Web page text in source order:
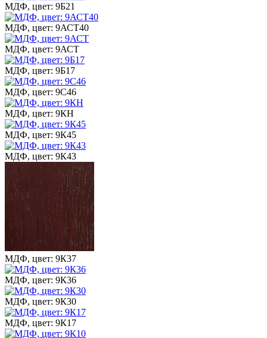
МДФ, цвет: 9Б21
МДФ, цвет: 9АСТ40
МДФ, цвет: 9АСТ
МДФ, цвет: 9Б17
МДФ, цвет: 9С46
МДФ, цвет: 9КН
МДФ, цвет: 9К45
МДФ, цвет: 9К43
МДФ, цвет: 9К37
МДФ, цвет: 9К36
МДФ, цвет: 9К30
МДФ, цвет: 9К17